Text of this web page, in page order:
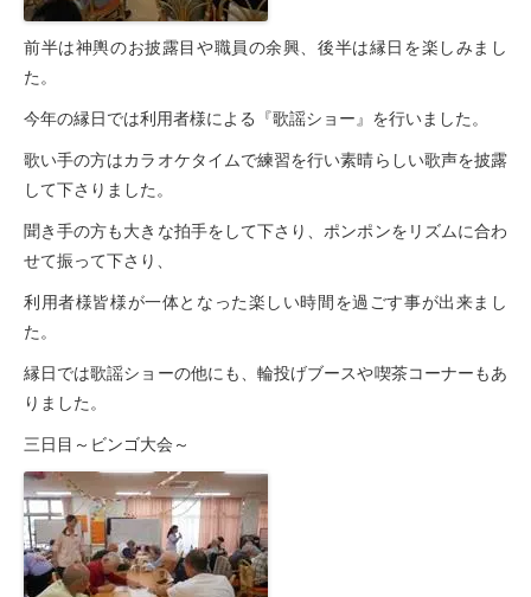
前半は神輿のお披露目や職員の余興、後半は縁日を楽しみまし
た。
今年の縁日では利用者様による『歌謡ショー』を行いました。
歌い手の方はカラオケタイムで練習を行い素晴らしい歌声を披露
して下さりました。
聞き手の方も大きな拍手をして下さり、ポンポンをリズムに合わ
せて振って下さり、
利用者様皆様が一体となった楽しい時間を過ごす事が出来まし
た。
縁日では歌謡ショーの他にも、輪投げブースや喫茶コーナーもあ
りました。
三日目～ビンゴ大会～